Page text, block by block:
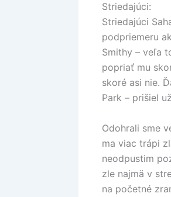
Striedajúci:
Striedajúci
podpriemeru
Smithy – veľa
popriať mu
skoré asi nie.
Park – prišiel
Odohrali sme
ma viac trápi
neodpustim
zle najmä v
na početné